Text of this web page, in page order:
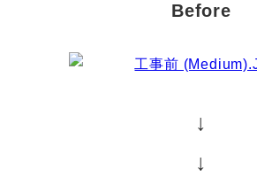
Before
↓
↓